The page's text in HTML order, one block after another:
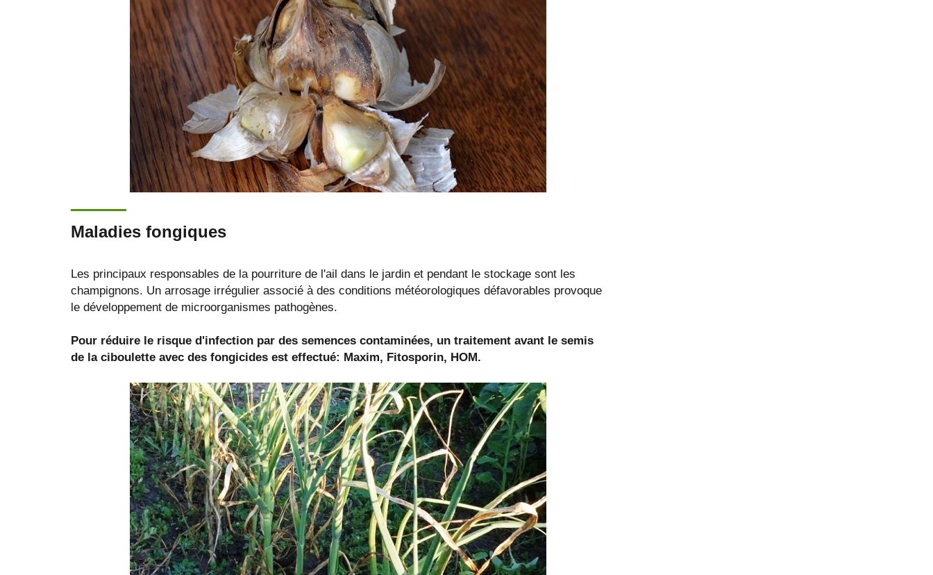
Maladies fongiques
Les principaux responsables de la pourriture de l'ail dans le jardin et pendant le stockage sont les
champignons. Un arrosage irrégulier associé à des conditions météorologiques défavorables provoque
le développement de microorganismes pathogènes.
Pour réduire le risque d'infection par des semences contaminées, un traitement avant le semis
de la ciboulette avec des fongicides est effectué: Maxim, Fitosporin, HOM.